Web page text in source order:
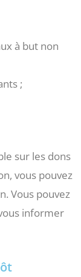
à but non
;
sur les dons
vous pouvez
Vous pouvez
informer